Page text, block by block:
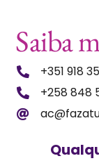
Saiba
+351 918
+258 848